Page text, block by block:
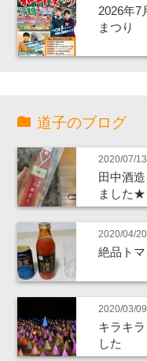
2026年7
まつり
道子のブログ
2020/07/13
田中酒
ました★
2020/04/20
絶品ト
2020/03/09
キラキ
した